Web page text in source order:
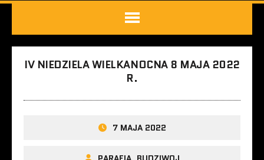
IV NIEDZIELA WIELKANOCNA 8 MAJA 2022
R.
7 MAJA 2022